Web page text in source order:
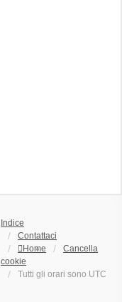
Indice
Contattaci
Home
Cancella
cookie
Tutti gli orari sono UTC